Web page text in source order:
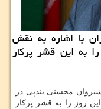
با اشاره به نقش
به این قشر پركار
محسنی بندپی در
روز را به قشر پرکار